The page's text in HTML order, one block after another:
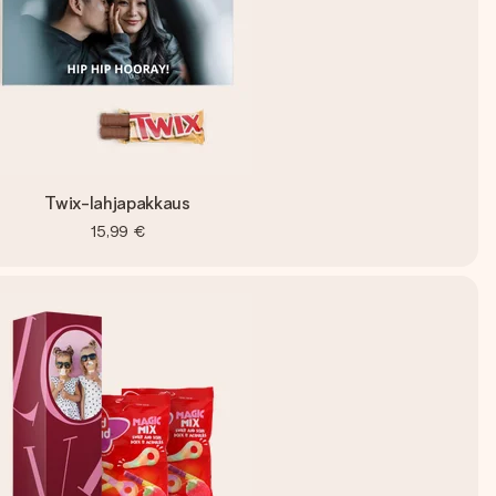
Twix-lahjapakkaus
15,99 €